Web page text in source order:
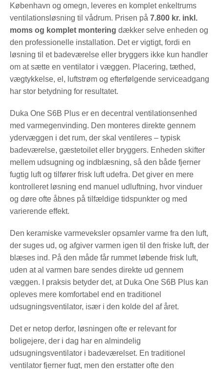
København og omegn, leveres en komplet enkeltrums
ventilationsløsning til vådrum. Prisen på 7.800 kr. inkl.
moms og komplet montering dækker selve enheden og
den professionelle installation. Det er vigtigt, fordi en
løsning til et badeværelse eller bryggers ikke kun handler
om at sætte en ventilator i væggen. Placering, tæthed,
vægtykkelse, el, luftstrøm og efterfølgende serviceadgang
har stor betydning for resultatet.
Duka One S6B Plus er en decentral ventilationsenhed
med varmegenvinding. Den monteres direkte gennem
ydervæggen i det rum, der skal ventileres – typisk
badeværelse, gæstetoilet eller bryggers. Enheden skifter
mellem udsugning og indblæsning, så den både fjerner
fugtig luft og tilfører frisk luft udefra. Det giver en mere
kontrolleret løsning end manuel udluftning, hvor vinduer
og døre ofte åbnes på tilfældige tidspunkter og med
varierende effekt.
Den keramiske varmeveksler opsamler varme fra den luft,
der suges ud, og afgiver varmen igen til den friske luft, der
blæses ind. På den måde får rummet løbende frisk luft,
uden at al varmen bare sendes direkte ud gennem
væggen. I praksis betyder det, at Duka One S6B Plus kan
opleves mere komfortabel end en traditionel
udsugningsventilator, især i den kolde del af året.
Det er netop derfor, løsningen ofte er relevant for
boligejere, der i dag har en almindelig
udsugningsventilator i badeværelset. En traditionel
ventilator fjerner fugt, men den erstatter ofte den